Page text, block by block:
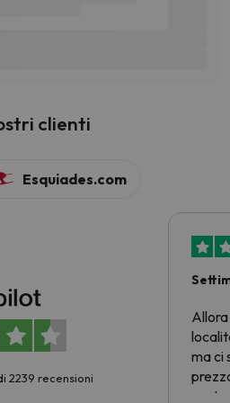
clienti
Esquiades.com
2239 recensioni
Allora
ma ci